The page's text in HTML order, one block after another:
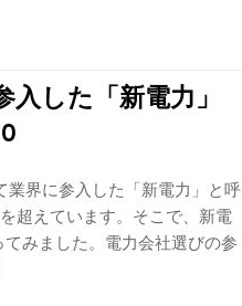
した「新電力」
業界に参入した「新電力」と呼
超えています。そこで、新電
みました。電力会社選びの参